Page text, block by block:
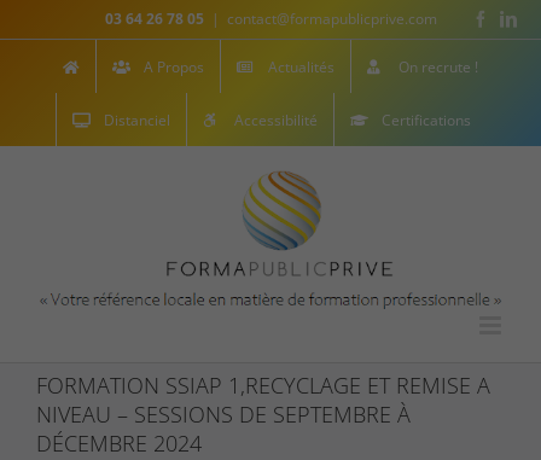
to
03 64 26 78 05 | contact@formapublicprive.com
A Propos Actualités On recrute !
Distanciel Accessibilité Certifications
FORMATION SSIAP 1,RECYCLAGE ET REMISE A
NIVEAU – SESSIONS DE SEPTEMBRE À
DÉCEMBRE 2024